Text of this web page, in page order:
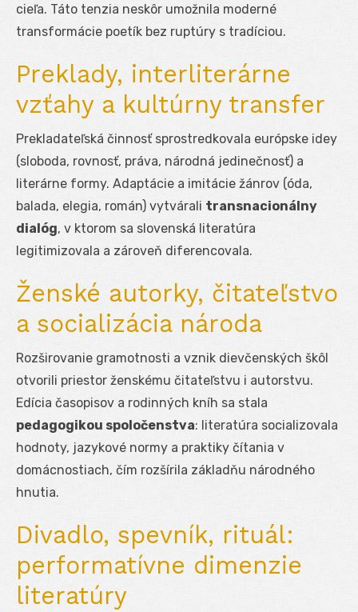
cieľa. Táto tenzia neskôr umožnila moderné
transformácie poetík bez ruptúry s tradíciou.
Preklady, interliterárne
vzťahy a kultúrny transfer
Prekladateľská činnosť sprostredkovala európske idey
(sloboda, rovnosť, práva, národná jedinečnosť) a
literárne formy. Adaptácie a imitácie žánrov (óda,
balada, elegia, román) vytvárali transnacionálny
dialóg, v ktorom sa slovenská literatúra
legitimizovala a zároveň diferencovala.
Ženské autorky, čitateľstvo
a socializácia národa
Rozširovanie gramotnosti a vznik dievčenských škôl
otvorili priestor ženskému čitateľstvu i autorstvu.
Edícia časopisov a rodinných kníh sa stala
pedagogikou spoločenstva: literatúra socializovala
hodnoty, jazykové normy a praktiky čítania v
domácnostiach, čím rozšírila základňu národného
hnutia.
Divadlo, spevník, rituál:
performatívne dimenzie
literatúry